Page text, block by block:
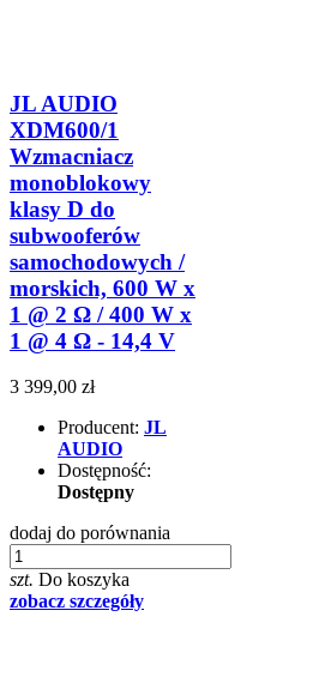
JL AUDIO
XDM600/1
Wzmacniacz
monoblokowy
klasy D do
subwooferów
samochodowych /
morskich, 600 W x
1 @ 2 Ω / 400 W x
1 @ 4 Ω - 14,4 V
3 399,00 zł
Producent: JL
AUDIO
Dostępność:
Dostępny
dodaj do porównania
szt. Do koszyka
zobacz szczegóły